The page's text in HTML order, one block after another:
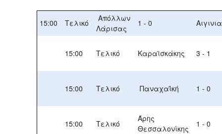
15:00 Τελικό
Απόλλων
Λάρισας
1 - 0
15:00 Τελικό Καραϊσκάκης 3 - 1
15:00 Τελικό Παναχαΐκή 1 - 0
15:00 Τελικό
Άρης
Θεσσαλονίκης
1 - 0